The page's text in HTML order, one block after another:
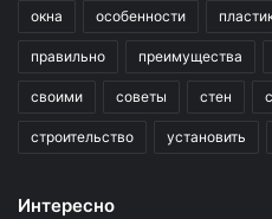
окна особенности
правильно преимущества
своими советы стен
строительство установить
Интересно